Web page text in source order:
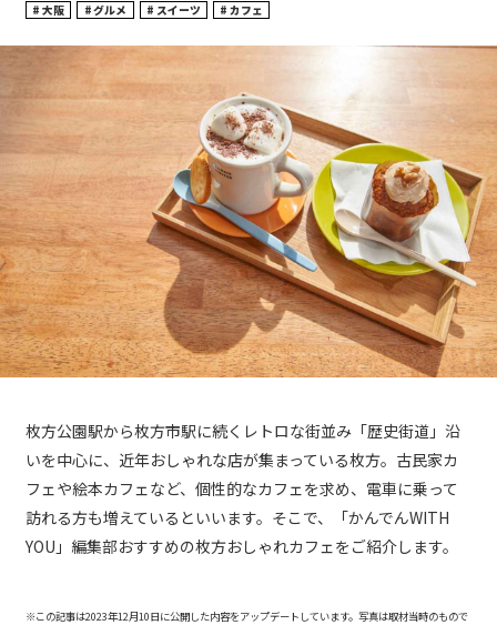
大阪 グルメ スイーツ カフェ
枚方公園駅から枚方市駅に続くレトロな街並み「歴史街道」沿
いを中心に、近年おしゃれな店が集まっている枚方。古民家カ
フェや絵本カフェなど、個性的なカフェを求め、電車に乗って
訪れる方も増えているといいます。そこで、「かんでんWITH
YOU」編集部おすすめの枚方おしゃれカフェをご紹介します。
※この記事は2023年12月10日に公開した内容をアップデートしています。写真は取材当時のもので